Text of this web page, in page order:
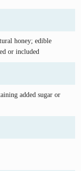
honey; edible
or included
added sugar or